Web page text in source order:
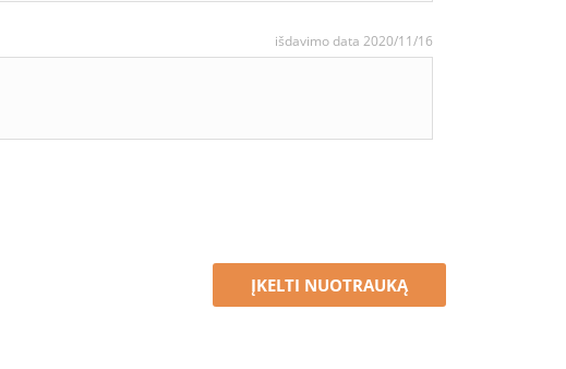
išdavimo data 2020/11/16
ĮKELTI NUOTRAUKĄ